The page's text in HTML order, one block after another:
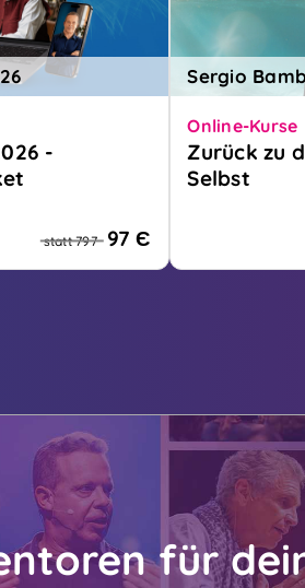
-
statt 797 97 Є
Sergio
Online-Kurse
Zurück zu
Selbst
für